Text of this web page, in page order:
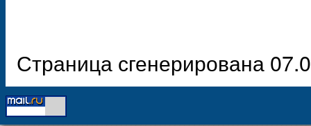
Страница сгенерирована